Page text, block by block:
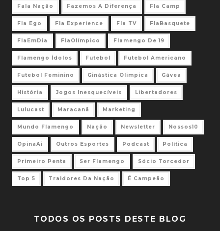
Fala Nação Fazemos A Diferença Fla Camp
Fla Ego Fla Experience Fla TV FlaBasquete
FlaEmDia FlaOlímpico Flamengo De 19
Flamengo Ídolos Futebol Futebol Americano
Futebol Feminino Ginástica Olimpica Gávea
História Jogos Inesquecíveis Libertadores
Lulucast Maracanã Marketing
Mundo Flamengo Nação Newsletter Nossos10
OpinaAi Outros Esportes Podcast Política
Primeiro Penta Ser Flamengo Sócio Torcedor
Top 5 Traidores Da Nação É Campeão
TODOS OS POSTS DESTE BLOG